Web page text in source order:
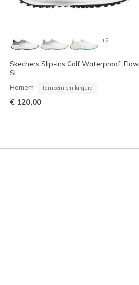
+2
Skechers Slip-ins Golf Waterproof: Flow
SI
Homem Também em largura
€ 120,00